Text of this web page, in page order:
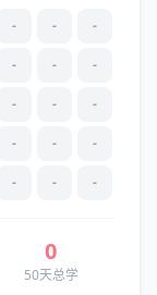
- - -
- - -
- - -
- - -
- - -
0
50天总学